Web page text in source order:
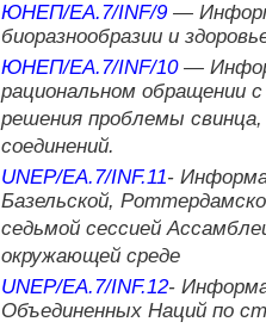
ЮНЕП/EA.7/INF/9—
биоразнообразии и
ЮНЕП/EA.7/INF/10—
рациональном обращении
решения проблемы
соединений.
UNEP/EA.7/INF.11-
Базельской,
седьмой сессией
окружающей среде
UNEP/EA.7/INF.12-
Объединенных Наций по